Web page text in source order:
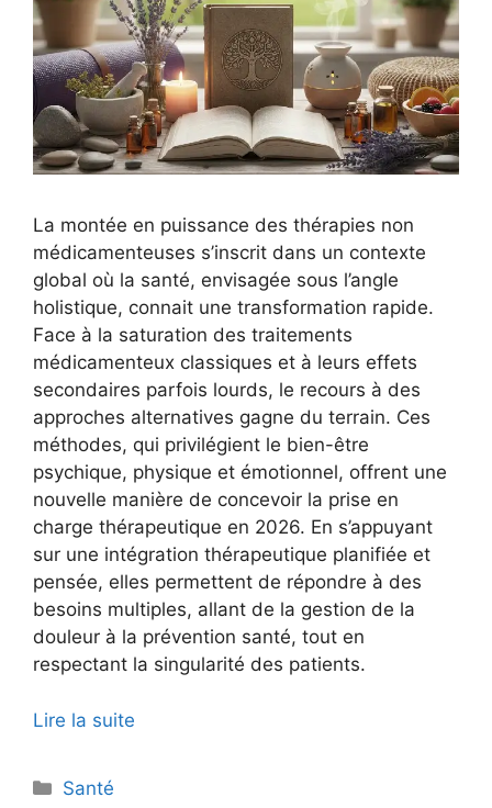
La montée en puissance des thérapies non
médicamenteuses s’inscrit dans un contexte
global où la santé, envisagée sous l’angle
holistique, connait une transformation rapide.
Face à la saturation des traitements
médicamenteux classiques et à leurs effets
secondaires parfois lourds, le recours à des
approches alternatives gagne du terrain. Ces
méthodes, qui privilégient le bien-être
psychique, physique et émotionnel, offrent une
nouvelle manière de concevoir la prise en
charge thérapeutique en 2026. En s’appuyant
sur une intégration thérapeutique planifiée et
pensée, elles permettent de répondre à des
besoins multiples, allant de la gestion de la
douleur à la prévention santé, tout en
respectant la singularité des patients.
Lire la suite
Catégories
Santé